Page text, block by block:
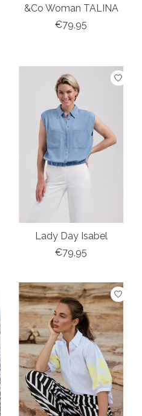
&Co Woman TALINA
€79,95
Lady Day Isabel
€79,95